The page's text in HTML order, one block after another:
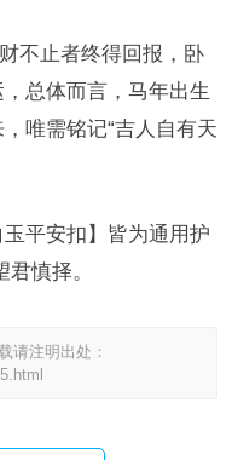
不止者终得回报，卧
总体而言，马年出生
唯需铭记“吉人自有天
平安扣】皆为通用护
慎择。
请注明出处：